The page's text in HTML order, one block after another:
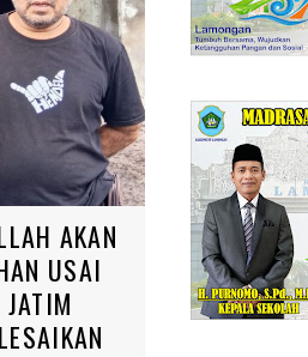
AKAN
USAI
JATIM